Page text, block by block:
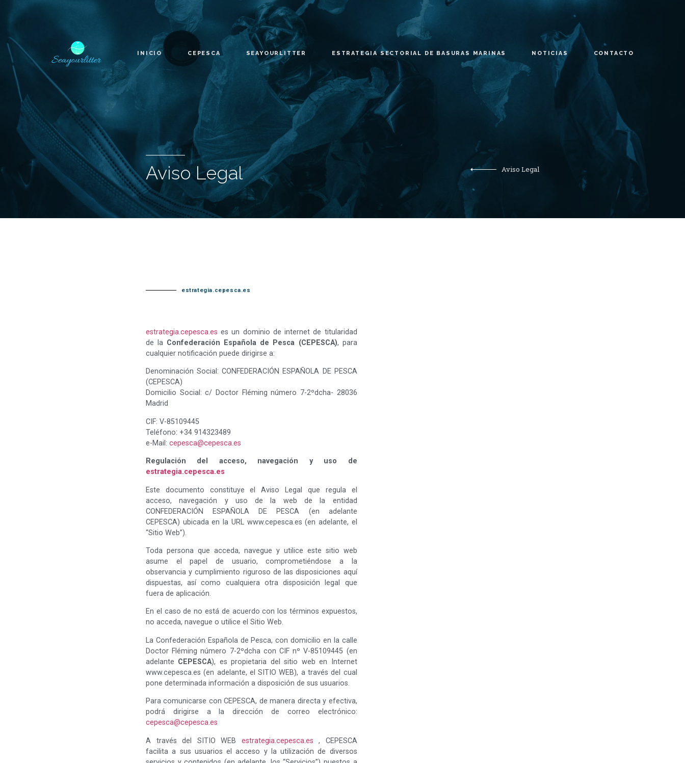
INICIO CEPESCA SEAYOURLITTER ESTRATEGIA SECTORIAL DE BASURAS MARINAS NOTICIAS CONTACTO
Aviso Legal Aviso Legal
estrategia.cepesca.es
estrategia.cepesca.es es un dominio de internet de titularidad
de la Confederación Española de Pesca (CEPESCA), para
cualquier notificación puede dirigirse a:
Denominación Social: CONFEDERACIÓN ESPAÑOLA DE PESCA
(CEPESCA)
Domicilio Social: c/ Doctor Fléming número 7-2ºdcha- 28036
Madrid
CIF: V-85109445
Teléfono: +34 914323489
e-Mail: cepesca@cepesca.es
Regulación del acceso, navegación y uso de
estrategia.cepesca.es
Este documento constituye el Aviso Legal que regula el
acceso, navegación y uso de la web de la entidad
CONFEDERACIÓN ESPAÑOLA DE PESCA (en adelante
CEPESCA) ubicada en la URL www.cepesca.es (en adelante, el
“Sitio Web”).
Toda persona que acceda, navegue y utilice este sitio web
asume el papel de usuario, comprometiéndose a la
observancia y cumplimiento riguroso de las disposiciones aquí
dispuestas, así como cualquiera otra disposición legal que
fuera de aplicación.
En el caso de no está de acuerdo con los términos expuestos,
no acceda, navegue o utilice el Sitio Web.
La Confederación Española de Pesca, con domicilio en la calle
Doctor Fléming número 7-2ºdcha con CIF nº V-85109445 (en
adelante CEPESCA), es propietaria del sitio web en Internet
www.cepesca.es (en adelante, el SITIO WEB), a través del cual
pone determinada información a disposición de sus usuarios.
Para comunicarse con CEPESCA, de manera directa y efectiva,
podrá dirigirse a la dirección de correo electrónico:
cepesca@cepesca.es
A través del SITIO WEB estrategia.cepesca.es , CEPESCA
facilita a sus usuarios el acceso y la utilización de diversos